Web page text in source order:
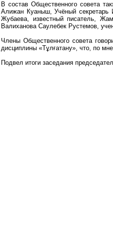
В состав Общественного совета
Алижан Куаныш, Учёный секретарь
Жубаева, известный писатель,
Валиханова Саулебек Рустемов,
Члены Общественного совета
дисциплины «Тұлғатану», что, по
Подвел итоги заседания